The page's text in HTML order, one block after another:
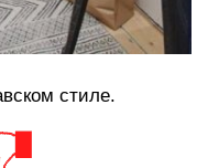
стиле.